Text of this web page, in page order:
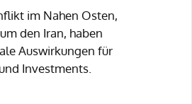
im Nahen Osten,
den Iran, haben
Auswirkungen für
Investments.